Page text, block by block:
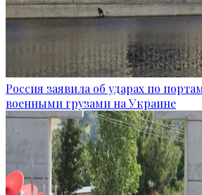
Россия заявила об ударах по
военными грузами на Украине